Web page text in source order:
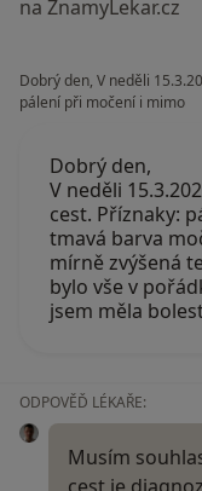
na ZnamyLekar.cz
Dobrý den, V neděli
pálení při močení i mimo
Dobrý den,
V neděli
cest. Příznaky:
tmavá barva
mírně zvýšená
bylo vše v
jsem měla
ODPOVĚĎ LÉKAŘE:
Musím
cest je